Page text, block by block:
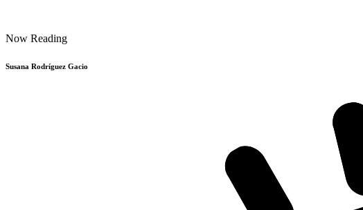
Now Reading
Susana Rodríguez Gacio